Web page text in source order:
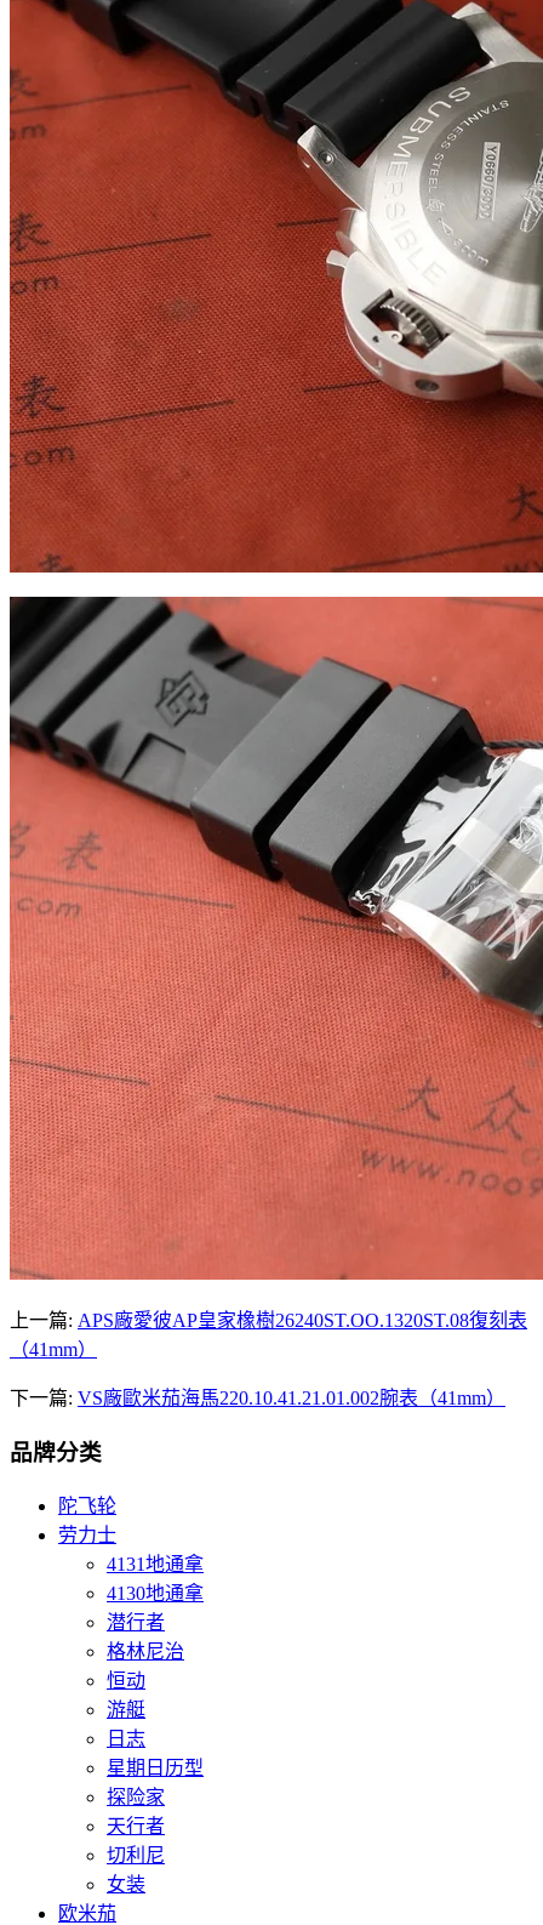
上一篇: APS廠愛彼AP皇家橡樹26240ST.OO.1320ST.08復刻表
（41mm）
下一篇: VS廠歐米茄海馬220.10.41.21.01.002腕表（41mm）
品牌分类
陀飞轮
劳力士
4131地通拿
4130地通拿
潜行者
格林尼治
恒动
游艇
日志
星期日历型
探险家
天行者
切利尼
女装
欧米茄